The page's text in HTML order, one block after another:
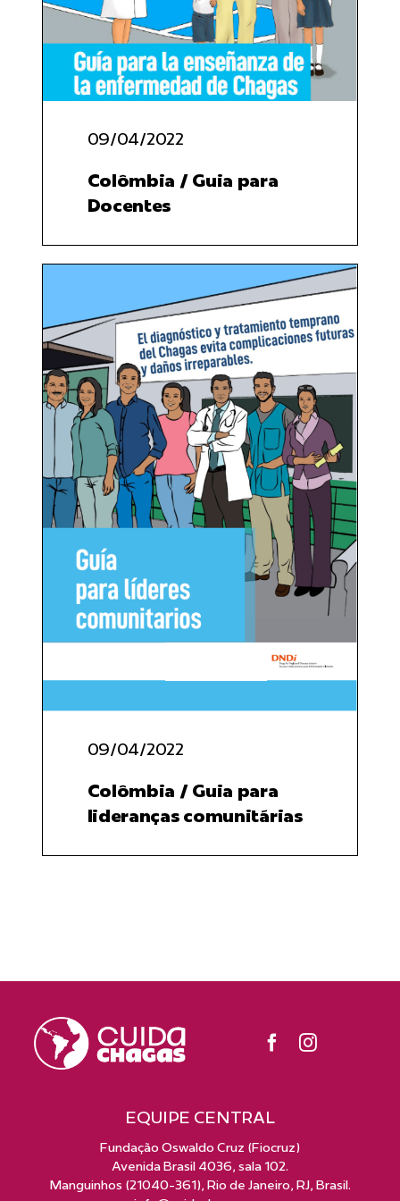
resultados
para:
09/04/2022
Colômbia / Guia para
Docentes
09/04/2022
Colômbia / Guia para
lideranças comunitárias
EQUIPE CENTRAL
Fundação Oswaldo Cruz (Fiocruz)
Avenida Brasil 4036, sala 102.
Manguinhos (21040-361), Rio de Janeiro, RJ, Brasil.